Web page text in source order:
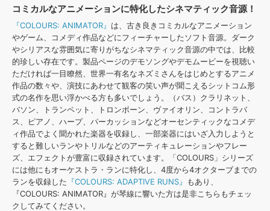
コミカルなアニメーションに特化したシネマティック音源！
『COLOURS: ANIMATOR』 は、古き良きコミカルなアニメーション
やゲーム、コメディ作品などにフィーチャーしたソフト音源。ダーク
やシリアスな雰囲気に寄りがちなシネマティック音源の中では、比較
的珍しい存在です。製品ページのデモソングやデモムービーを視聴い
ただければ一目瞭然、世界一有名なネズミさんをはじめとするアニメ
作品の数々や、演技にあわせて観客の笑い声が聞こえるシットコム形
式の名作を思い浮かべる方も多いでしょう。（バス）クラリネット、
バソン、トランペット、トロンボーン、ヴァイオリン、コントラバ
ス、ピアノ、ハープ、パーカッションなどオーセンティックなコメデ
ィ作品でよく聞かれた楽器を収録し、一部楽器にはいざ入力しようと
すると難しいランやトリルなどのアーティキュレーションやフレー
ズ、エフェクトが豊富に収録されています。「COLOURS」シリーズ
には他にもオーケストラ・ランに特化し、4度から4オクターブまでの
ランを収録した 『COLOURS: ADAPTIVE RUNS』
もあり、
『COLOURS: ANIMATOR』が琴線に響いた方は是非こちらもチェッ
クしてみてください。